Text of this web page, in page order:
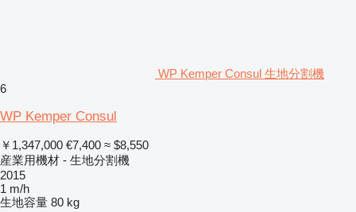
WP Kemper Consul 生地分割機
6
WP Kemper Consul
￥1,347,000 €7,400 ≈ $8,550
産業用機材 - 生地分割機
2015
1 m/h
生地容量 80 kg